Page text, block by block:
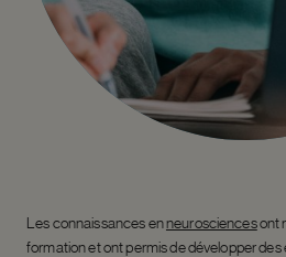
Les connaissances enneurosciencesont
formation et ont permis de développer